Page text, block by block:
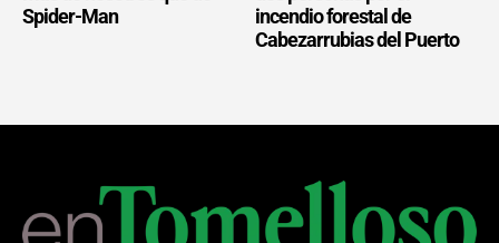
Spider-Man
incendio forestal de
Cabezarrubias del Puerto